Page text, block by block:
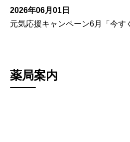
2026年06月01日
元気応援キャンペーン6月「今す
薬局案内